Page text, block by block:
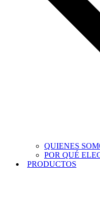
QUIENES
POR QUÉ
PRODUCTOS